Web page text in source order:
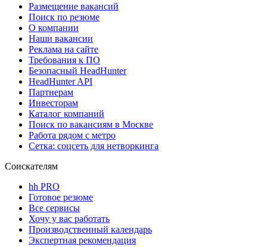
Размещение вакансий
Поиск по резюме
О компании
Наши вакансии
Реклама на сайте
Требования к ПО
Безопасный HeadHunter
HeadHunter API
Партнерам
Инвесторам
Каталог компаний
Поиск по вакансиям в Москве
Работа рядом с метро
Сетка: соцсеть для нетворкинга
Соискателям
hh PRO
Готовое резюме
Все сервисы
Хочу у вас работать
Производственный календарь
Экспертная рекомендация